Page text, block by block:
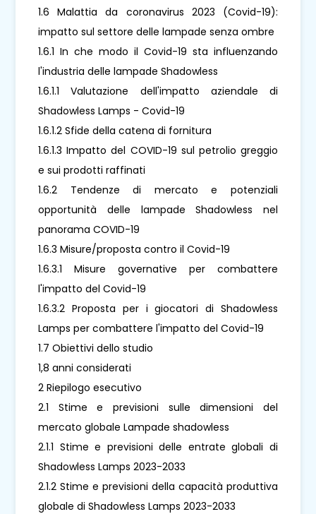
1.6 Malattia da coronavirus 2023 (Covid-19):
impatto sul settore delle lampade senza ombre
1.6.1 In che modo il Covid-19 sta influenzando
l'industria delle lampade Shadowless
1.6.1.1 Valutazione dell'impatto aziendale di
Shadowless Lamps - Covid-19
1.6.1.2 Sfide della catena di fornitura
1.6.1.3 Impatto del COVID-19 sul petrolio greggio
e sui prodotti raffinati
1.6.2 Tendenze di mercato e potenziali
opportunità delle lampade Shadowless nel
panorama COVID-19
1.6.3 Misure/proposta contro il Covid-19
1.6.3.1 Misure governative per combattere
l'impatto del Covid-19
1.6.3.2 Proposta per i giocatori di Shadowless
Lamps per combattere l'impatto del Covid-19
1.7 Obiettivi dello studio
1,8 anni considerati
2 Riepilogo esecutivo
2.1 Stime e previsioni sulle dimensioni del
mercato globale Lampade shadowless
2.1.1 Stime e previsioni delle entrate globali di
Shadowless Lamps 2023-2033
2.1.2 Stime e previsioni della capacità produttiva
globale di Shadowless Lamps 2023-2033